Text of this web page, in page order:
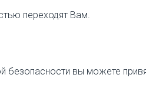
переходят Вам.
безопасности вы можете